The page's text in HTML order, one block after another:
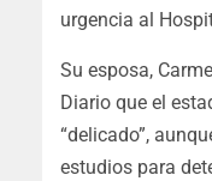
urgencia al
Su esposa,
Diario que el
“delicado”,
estudios para